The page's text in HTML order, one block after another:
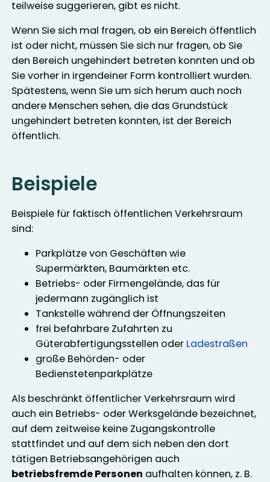
teilweise suggerieren, gibt es nicht.
Wenn Sie sich mal fragen, ob ein Bereich öffentlich
ist oder nicht, müssen Sie sich nur fragen, ob Sie
den Bereich ungehindert betreten konnten und ob
Sie vorher in irgendeiner Form kontrolliert wurden.
Spätestens, wenn Sie um sich herum auch noch
andere Menschen sehen, die das Grundstück
ungehindert betreten konnten, ist der Bereich
öffentlich.
Beispiele
Beispiele für faktisch öffentlichen Verkehrsraum
sind:
Parkplätze von Geschäften wie
Supermärkten, Baumärkten etc.
Betriebs- oder Firmengelände, das für
jedermann zugänglich ist
Tankstelle während der Öffnungszeiten
frei befahrbare Zufahrten zu
Güterabfertigungsstellen oder Ladestraßen
große Behörden- oder
Bedienstetenparkplätze
Als beschränkt öffentlicher Verkehrsraum wird
auch ein Betriebs- oder Werksgelände bezeichnet,
auf dem zeitweise keine Zugangskontrolle
stattfindet und auf dem sich neben den dort
tätigen Betriebsangehörigen auch
betriebsfremde Personen aufhalten können, z. B.